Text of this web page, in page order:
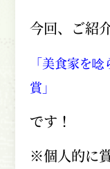
今回、ご紹
「美食家を
賞」
です！
※個人的に